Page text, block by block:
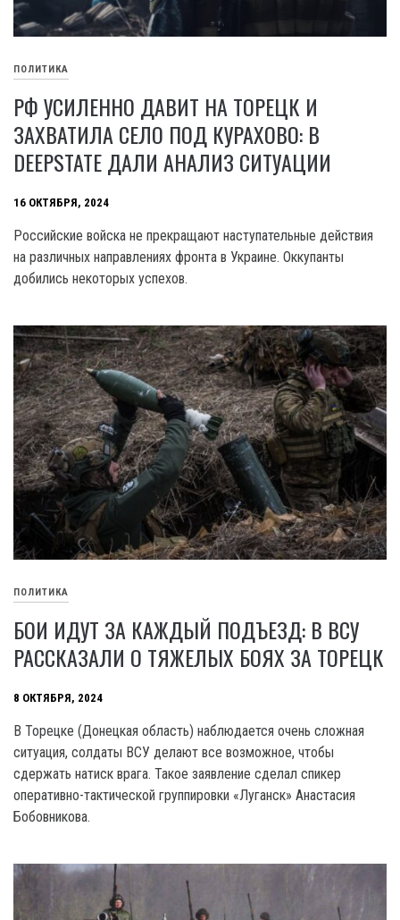
ПОЛИТИКА
РФ УСИЛЕННО ДАВИТ НА ТОРЕЦК И
ЗАХВАТИЛА СЕЛО ПОД КУРАХОВО: В
DEEPSTATE ДАЛИ АНАЛИЗ СИТУАЦИИ
16 ОКТЯБРЯ, 2024
Российские войска не прекращают наступательные действия
на различных направлениях фронта в Украине. Оккупанты
добились некоторых успехов.
ПОЛИТИКА
БОИ ИДУТ ЗА КАЖДЫЙ ПОДЪЕЗД: В ВСУ
РАССКАЗАЛИ О ТЯЖЕЛЫХ БОЯХ ЗА ТОРЕЦК
8 ОКТЯБРЯ, 2024
В Торецке (Донецкая область) наблюдается очень сложная
ситуация, солдаты ВСУ делают все возможное, чтобы
сдержать натиск врага. Такое заявление сделал спикер
оперативно-тактической группировки «Луганск» Анастасия
Бобовникова.